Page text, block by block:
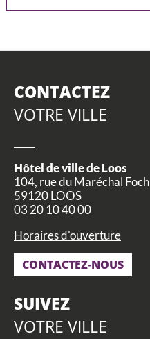
CONTACTEZ
VOTRE VILLE
Hôtel de ville de Loos
104, rue du Maréchal Foch
59120 LOOS
03 20 10 40 00
Horaires d'ouverture
CONTACTEZ-NOUS
SUIVEZ
VOTRE VILLE